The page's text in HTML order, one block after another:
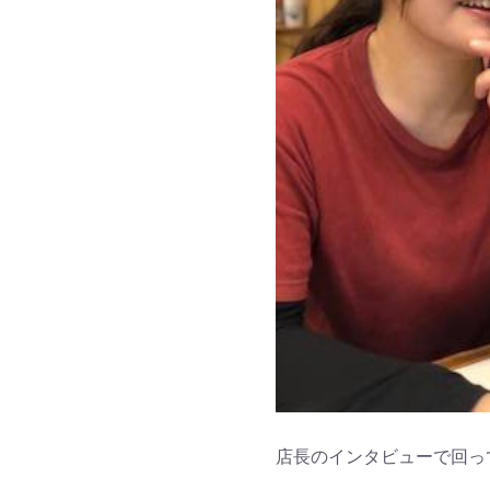
店長のインタビューで回